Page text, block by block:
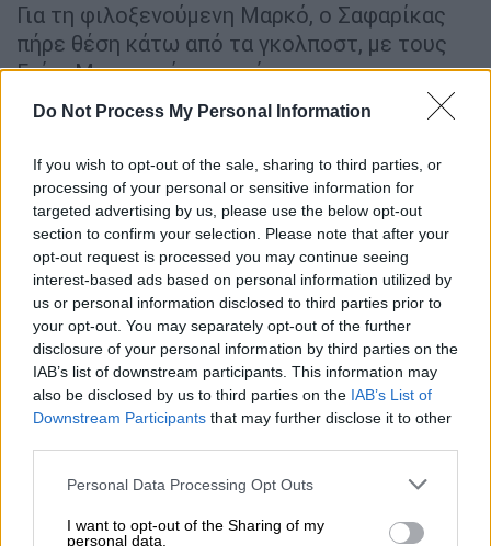
Do Not Process My Personal Information
If you wish to opt-out of the sale, sharing to third parties, or
processing of your personal or sensitive information for
targeted advertising by us, please use the below opt-out
section to confirm your selection. Please note that after your
opt-out request is processed you may continue seeing
interest-based ads based on personal information utilized by
us or personal information disclosed to third parties prior to
your opt-out. You may separately opt-out of the further
disclosure of your personal information by third parties on the
IAB’s list of downstream participants. This information may
also be disclosed by us to third parties on the IAB’s List of
Downstream Participants that may further disclose it to other
Please note that this website/app uses one or more Google
not limited to your visit or usage behaviour. You may click to
Personal Data Processing Opt Outs
I want to opt-out of the Sharing of my
personal data.
Για τη φιλοξενούμενη Μαρκό, ο Σαφαρίκας
πήρε θέση κάτω από τα γκολποστ, με τους
Γκίνι-Μιγιενγκά στα στόπερ και τους
Μπουσάι-Μαρκοπουλιώτη στα άκρα της
άμυνας. Στα χαφ βρέθηκαν οι Φατιόν και
Ίννος, ενώ πίσω από τον φορ Σεμπά
αγωνίστηκαν οι Μπλανκ Καζό, Μεντόζα και
Ντέτλερ.
Ασπρόμαυρος «μονόλογος» στην Τούμπα, με
τον ΠΑΟΚ να κλείνει στα καρέ την Μαρκό,
δείχνοντας... διαθέσεις από νωρίς. Μόλις
στο 1΄, ο Μύθου δοκίμασε ένα σουτ από
πλάγια θέση, με την μπάλα να καταλήγει
άουτ. Το γκολ όμως μάλλον ήταν θέμα
χρόνου για τους γηπεδούχους, σε ένα ματς
που είχαν άκρως ορεξάτο τον Γιάννη
Κωνσταντέλια. Στο 17΄, ο Τέιλορ πέρασε
εξαιρετική κάθετη για τον Μύθου, με τον